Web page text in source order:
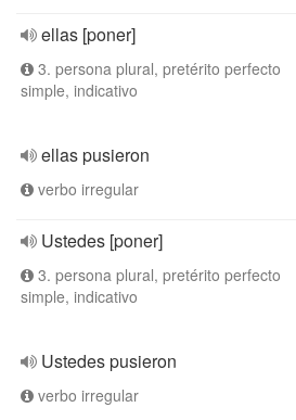
ellas [poner]
3. persona plural, pretérito perfecto
simple, indicativo
ellas pusieron
verbo irregular
Ustedes [poner]
3. persona plural, pretérito perfecto
simple, indicativo
Ustedes pusieron
verbo irregular